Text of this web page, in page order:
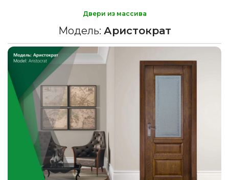
Двери из массива
Модель: Аристократ